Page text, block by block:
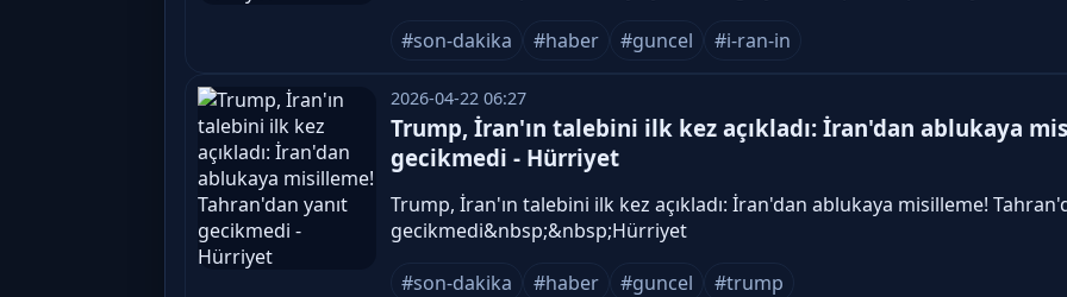
#son-dakika
#haber #guncel #i-ran-in
2026-04-22 06:27
Trump, İran'ın talebini ilk kez açıkladı: İran'dan ablukaya
gecikmedi - Hürriyet
Trump, İran'ın talebini ilk kez açıkladı: İran'dan ablukaya misilleme!
gecikmedi&nbsp;&nbsp;Hürriyet
#son-dakika
#haber #guncel #trump